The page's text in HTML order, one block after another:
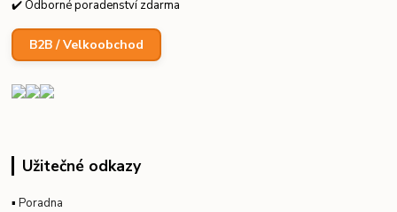
✔️ Odborné poradenství zdarma
B2B / Velkoobchod
Užitečné odkazy
▪Poradna